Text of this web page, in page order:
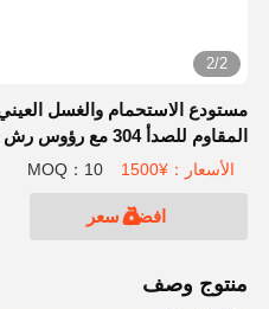
2/2
مستودع الاستحمام والغسل
المقاوم للصدأ 304
للصدأ
الأسعار：¥1500 MOQ：10
افضل سعر
منتوج وصف